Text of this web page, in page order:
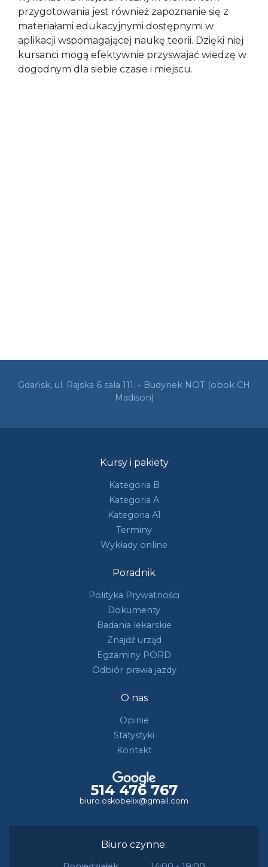
przygotowania jest również zapoznanie się z
materiałami edukacyjnymi dostępnymi w
aplikacji wspomagającej naukę teorii. Dzięki niej
kursanci mogą efektywnie przyswajać wiedzę w
dogodnym dla siebie czasie i miejscu.
Gdańsk, ul. Rajska 6 sala 111. - Budynek NOT (obok CH
Madison)
Kursy i pakiety
Kategoria B
Kategoria A
Kategoria A1
Terminy
Wykłady online
Poradnik
Polityka Prywatności
Dokumenty
Badania lekarskie
Znajdź urząd
Egzaminy PORD
Odbiór prawa jazdy
O nas
Opinie
Statystyki
Kontakt
514 476 767
biuro.oskobelix@gmail.com
Biuro czynne: